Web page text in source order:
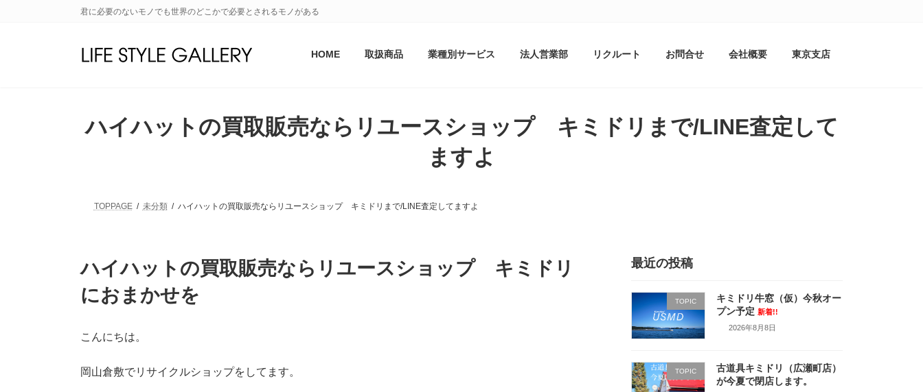
君に必要のないモノでも世界のどこかで必要とされるモノがある
HOME 取扱商品 業種別サービス 法人営業部 リクルート お問合せ 会社概要 東京支店
ハイハットの買取販売ならリユースショップ キミドリまで/LINE査定して
ますよ
TOPPAGE 未分類 ハイハットの買取販売ならリユースショップ キミドリまで/LINE査定してますよ
ハイハットの買取販売ならリユースショップ キミドリ
におまかせを
こんにちは。
岡山倉敷でリサイクルショップをしてます。
最近の投稿
TOPIC
キミドリ牛窓（仮）今秋オー
プン予定 新着!!
2026年8月8日
TOPIC
古道具キミドリ（広瀬町店）
が今夏で閉店します。